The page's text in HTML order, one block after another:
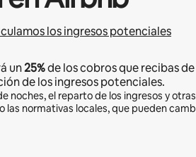
los ingresos potenciales
un25%de los cobros que recibas
de los ingresos potenciales.
noches, el reparto de los ingresos y
las normativas locales, que pueden